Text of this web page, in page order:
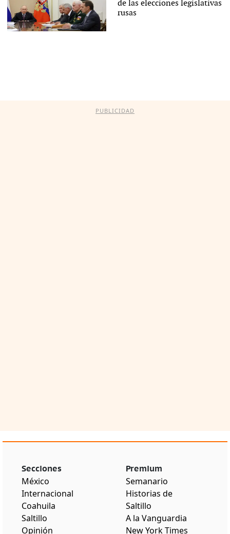
de las elecciones legislativas
rusas
PUBLICIDAD
Secciones
México
Internacional
Coahuila
Saltillo
Opinión
Premium
Semanario
Historias de
Saltillo
A la Vanguardia
New York Times